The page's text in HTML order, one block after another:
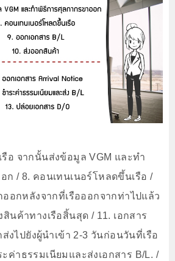
อ จากนั้นส่งข้อมูล VGM และทำ
ก / 8. คอนเทนเนอร์โหลดขึ้นเรือ /
ออกหลังจากที่เรือออกจากท่าไปแล้ว
นค้าทางเรือสิ้นสุด / 11. เอกสาร
งไปยังผู้นำเข้า 2-3 วันก่อนวันที่เรือ
ะค่าธรรมเนียมและส่งเอกสาร B/L. /